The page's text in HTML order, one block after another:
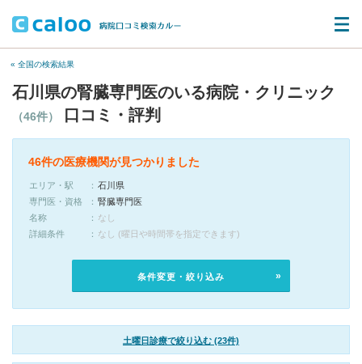
« 全国の検索結果
石川県の腎臓専門医のいる病院・クリニック
（46件） 口コミ・評判
46件の医療機関が見つかりました
エリア・駅
石川県
専門医・資格
腎臓専門医
名称
なし
詳細条件
なし (曜日や時間帯を指定できます)
条件変更・絞り込み
土曜日診療で絞り込む (23件)